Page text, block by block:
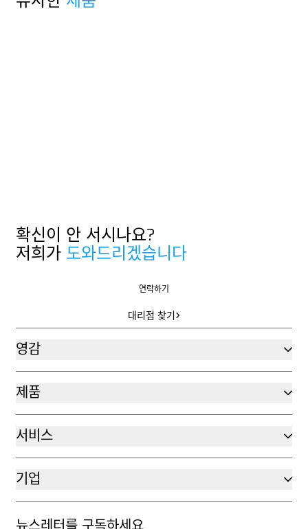
확신이 안 서시나요?
저희가 도와드리겠습니다
연락하기
대리점 찾기
영감
제품
서비스
기업
뉴스레터를 구독하세요